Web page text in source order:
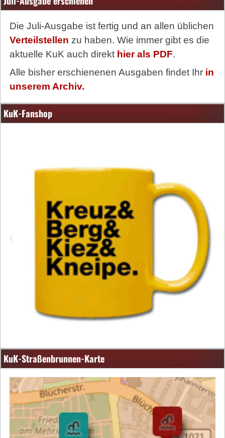
Die Juli-Ausgabe ist fertig und an allen üblichen
Verteilstellen zu haben. Wie immer gibt es die
aktuelle KuK auch direkt hier als PDF.
Alle bisher erschienenen Ausgaben findet Ihr in
unserem Archiv.
KuK-Fanshop
KuK-Straßenbrunnen-Karte